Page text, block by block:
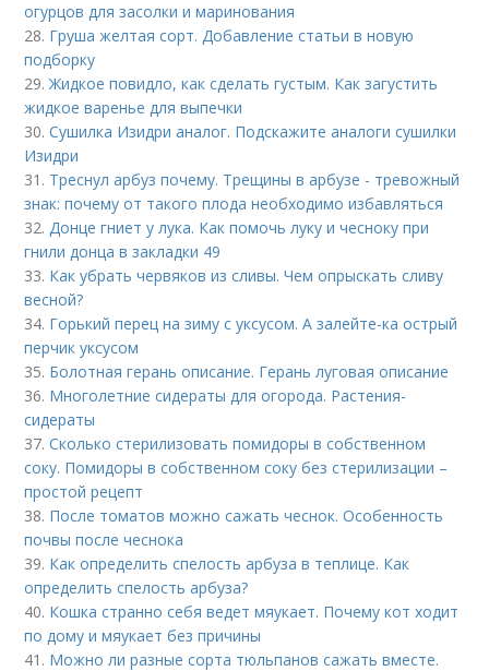
огурцов для засолки и маринования
28. Груша желтая сорт. Добавление статьи в новую
подборку
29.Жидкое повидло, как сделать густым. Как загустить
жидкое варенье для выпечки
30.Сушилка Изидри аналог. Подскажите аналоги сушилки
Изидри
31. Треснул арбуз почему. Трещины в арбузе - тревожный
знак: почему от такого плода необходимо избавляться
32.Донце гниет у лука. Как помочь луку и чесноку при
гнили донца в закладки 49
33. Как убрать червяков из сливы. Чем опрыскать сливу
весной?
34. Горький перец на зиму с уксусом. А залейте-ка острый
перчик уксусом
35. Болотная герань описание. Герань луговая описание
36. Многолетние сидераты для огорода. Растения-
сидераты
37.Сколько стерилизовать помидоры в собственном
соку. Помидоры в собственном соку без стерилизации –
простой рецепт
38. После томатов можно сажать чеснок. Особенность
почвы после чеснока
39. Как определить спелость арбуза в теплице. Как
определить спелость арбуза?
40. Кошка странно себя ведет мяукает. Почему кот ходит
по дому и мяукает без причины
41. Можно ли разные сорта тюльпанов сажать вместе.